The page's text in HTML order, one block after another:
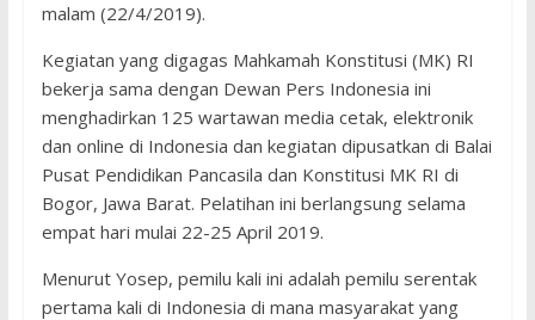
malam (22/4/2019).
Kegiatan yang digagas Mahkamah Konstitusi (MK) RI
bekerja sama dengan Dewan Pers Indonesia ini
menghadirkan 125 wartawan media cetak, elektronik
dan online di Indonesia dan kegiatan dipusatkan di Balai
Pusat Pendidikan Pancasila dan Konstitusi MK RI di
Bogor, Jawa Barat. Pelatihan ini berlangsung selama
empat hari mulai 22-25 April 2019.
Menurut Yosep, pemilu kali ini adalah pemilu serentak
pertama kali di Indonesia di mana masyarakat yang